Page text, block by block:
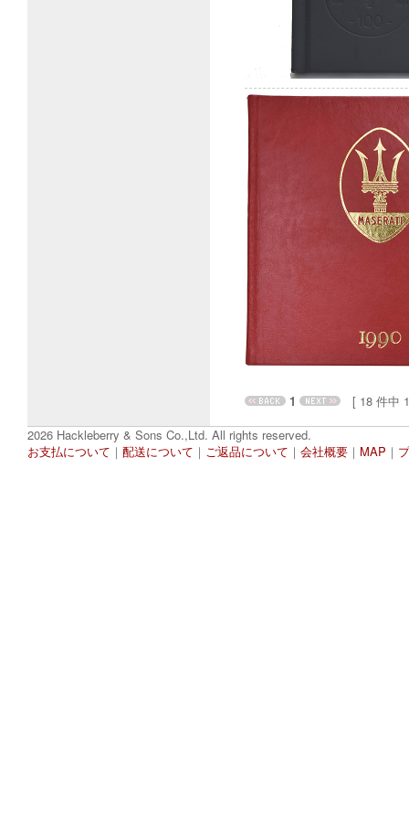
1
[ 18 件中 1
2026 Hackleberry & Sons Co.,Ltd. All rights reserved.
お支払について ｜ 配送について ｜ ご返品について ｜ 会社概要 ｜ MAP ｜